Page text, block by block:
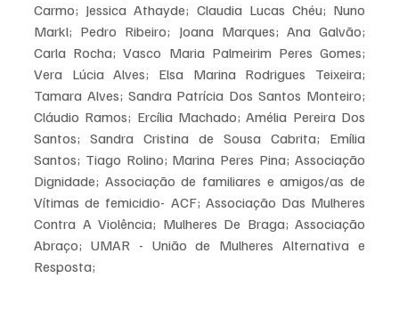
Carmo; Jessica Athayde; Claudia Lucas Chéu; Nuno
Markl; Pedro Ribeiro; Joana Marques; Ana Galvão;
Carla Rocha; Vasco Maria Palmeirim Peres Gomes;
Vera Lúcia Alves; Elsa Marina Rodrigues Teixeira;
Tamara Alves; Sandra Patrícia Dos Santos Monteiro;
Cláudio Ramos; Ercília Machado; Amélia Pereira Dos
Santos; Sandra Cristina de Sousa Cabrita; Emília
Santos; Tiago Rolino; Marina Peres Pina; Associação
Dignidade; Associação de familiares e amigos/as de
Vítimas de femicidio- ACF; Associação Das Mulheres
Contra A Violência; Mulheres De Braga; Associação
Abraço; UMAR - União de Mulheres Alternativa e
Resposta;